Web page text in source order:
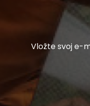
Vložte svoj e-